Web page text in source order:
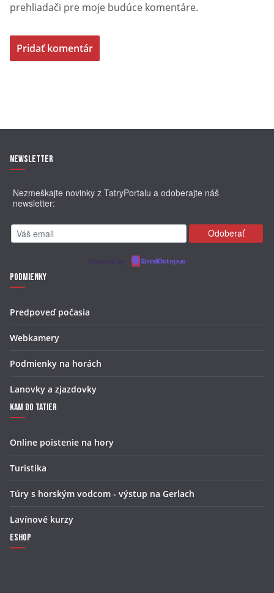
prehliadači pre moje budúce komentáre.
Newsletter
Nezmeškajte novinky z TatryPortalu a odoberajte náš
newsletter:
Powered by EmailOctopus
Podmienky
Predpoveď počasia
Webkamery
Podmienky na horách
Lanovky a zjazdovky
Kam do Tatier
Online poistenie na hory
Turistika
Túry s horským vodcom - výstup na Gerlach
Lavínové kurzy
Eshop